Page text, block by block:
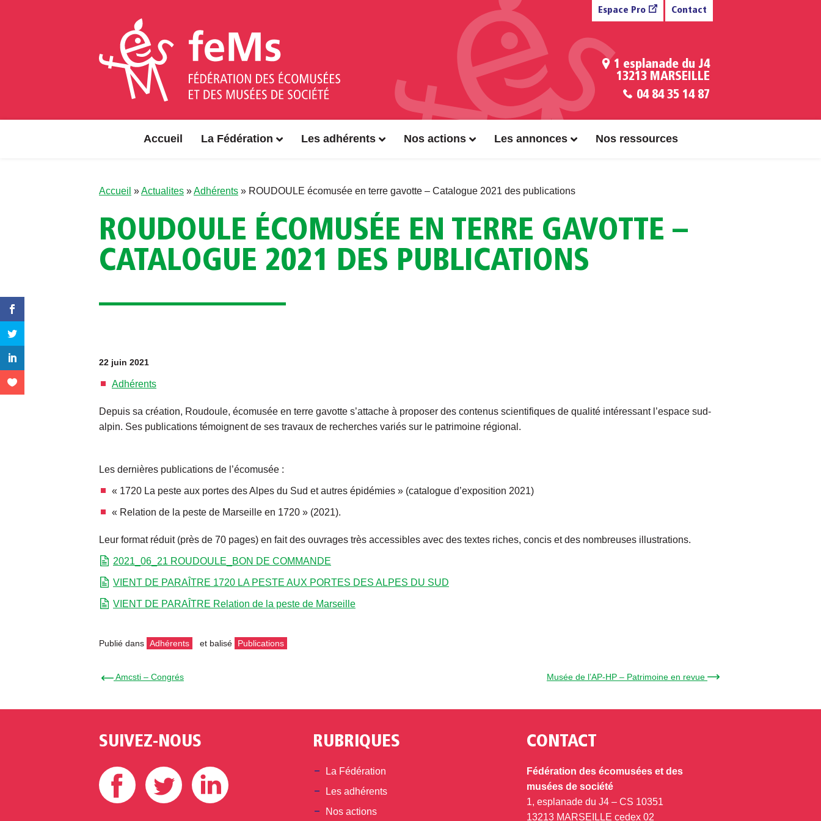
Espace Pro Contact
1 esplanade du J4
13213 MARSEILLE
04 84 35 14 87
Accueil La Fédération Les adhérents Nos actions Les annonces Nos ressources
Accueil »Actualites »Adhérents » ROUDOULE écomusée en terre gavotte – Catalogue 2021 des publications
ROUDOULE ÉCOMUSÉE EN TERRE GAVOTTE –
CATALOGUE 2021 DES PUBLICATIONS
22 juin 2021
Adhérents
Depuis sa création, Roudoule, écomusée en terre gavotte s’attache à proposer des contenus scientifiques de qualité intéressant l’espace sud-
alpin. Ses publications témoignent de ses travaux de recherches variés sur le patrimoine régional.
Les dernières publications de l’écomusée :
« 1720 La peste aux portes des Alpes du Sud et autres épidémies » (catalogue d’exposition 2021)
« Relation de la peste de Marseille en 1720 » (2021).
Leur format réduit (près de 70 pages) en fait des ouvrages très accessibles avec des textes riches, concis et des nombreuses illustrations.
2021_06_21 ROUDOULE_BON DE COMMANDE
VIENT DE PARAÎTRE 1720 LA PESTE AUX PORTES DES ALPES DU SUD
VIENT DE PARAÎTRE Relation de la peste de Marseille
Publié dans Adhérents et balisé Publications
← Amcsti – Congrés Musée de l’AP-HP – Patrimoine en revue →
SUIVEZ-NOUS
Facebook Twitter
RUBRIQUES
La Fédération
Les adhérents
Nos actions
CONTACT
Fédération des écomusées et des
musées de société
1, esplanade du J4 – CS 10351
13213 MARSEILLE cedex 02